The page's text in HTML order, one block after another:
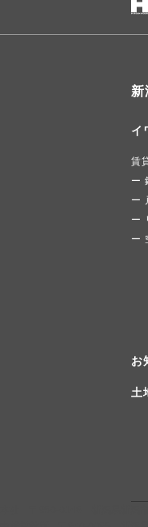
新
イ
賃
お
土